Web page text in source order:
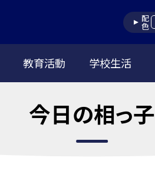
配色
教育活動 学校生活
今日の相っ子